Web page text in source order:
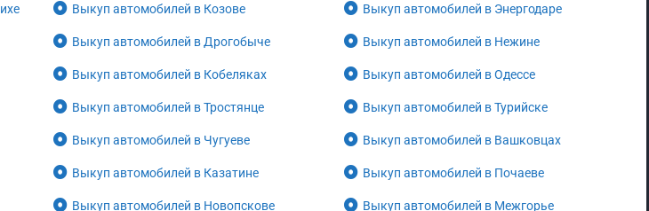
Выкуп автомобилей в Козове Выкуп автомобилей в Энергодаре
Выкуп автомобилей в Дрогобыче Выкуп автомобилей в Нежине
Выкуп автомобилей в Кобеляках Выкуп автомобилей в Одессе
Выкуп автомобилей в Тростянце Выкуп автомобилей в Турийске
Выкуп автомобилей в Чугуеве Выкуп автомобилей в Вашковцах
Выкуп автомобилей в Казатине Выкуп автомобилей в Почаеве
Выкуп автомобилей в Новопскове Выкуп автомобилей в Межгорье